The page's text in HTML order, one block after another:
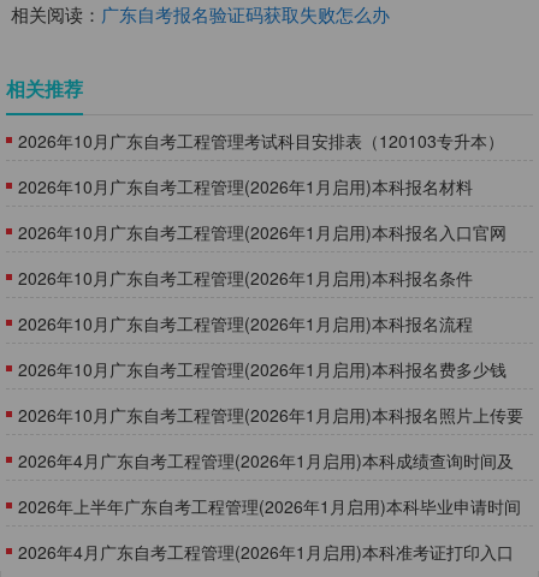
相关阅读： 广东自考报名验证码获取失败怎么办
相关推荐
2026年10月广东自考工程管理考试科目安排表（120103专升本）
​2026年10月广东自考工程管理(2026年1月启用)本科报名材料
​2026年10月广东自考工程管理(2026年1月启用)本科报名入口官网
​2026年10月广东自考工程管理(2026年1月启用)本科报名条件
2026年10月广东自考工程管理(2026年1月启用)本科报名流程
2026年10月广东自考工程管理(2026年1月启用)本科报名费多少钱
2026年10月广东自考工程管理(2026年1月启用)本科报名照片上传要
求
2026年4月广东自考工程管理(2026年1月启用)本科成绩查询时间及
入口
2026年上半年广东自考工程管理(2026年1月启用)本科毕业申请时间
及入口
2026年4月广东自考工程管理(2026年1月启用)本科准考证打印入口